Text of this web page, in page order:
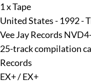
1 x Tape
United States - 1992 -
Vee Jay Records
25-track compilation
Records
EX+ / EX+